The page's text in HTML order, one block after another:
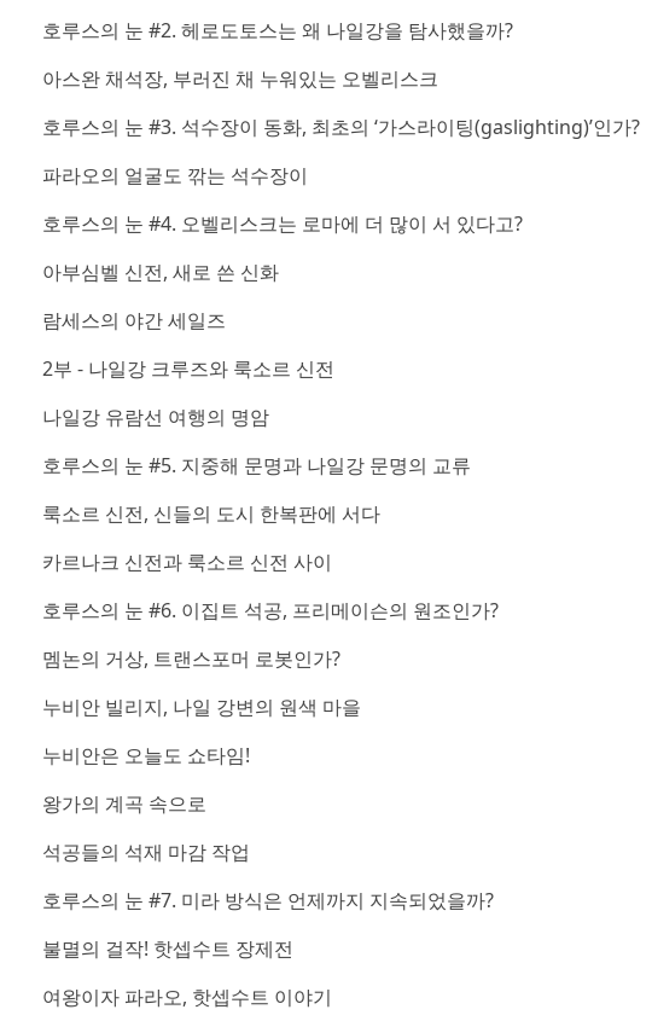
호루스의 눈 #2. 헤로도토스는 왜 나일강을 탐사했을까?
아스완 채석장, 부러진 채 누워있는 오벨리스크
호루스의 눈 #3. 석수장이 동화, 최초의 ‘가스라이팅(gaslighting)’인가?
파라오의 얼굴도 깎는 석수장이
호루스의 눈 #4. 오벨리스크는 로마에 더 많이 서 있다고?
아부심벨 신전, 새로 쓴 신화
람세스의 야간 세일즈
2부 - 나일강 크루즈와 룩소르 신전
나일강 유람선 여행의 명암
호루스의 눈 #5. 지중해 문명과 나일강 문명의 교류
룩소르 신전, 신들의 도시 한복판에 서다
카르나크 신전과 룩소르 신전 사이
호루스의 눈 #6. 이집트 석공, 프리메이슨의 원조인가?
멤논의 거상, 트랜스포머 로봇인가?
누비안 빌리지, 나일 강변의 원색 마을
누비안은 오늘도 쇼타임!
왕가의 계곡 속으로
석공들의 석재 마감 작업
호루스의 눈 #7. 미라 방식은 언제까지 지속되었을까?
불멸의 걸작! 핫셉수트 장제전
여왕이자 파라오, 핫셉수트 이야기